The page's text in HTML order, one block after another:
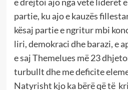
partie, ku ajo e kauzës
kësaj partie e ngritur mbi
liri, demokraci dhe barazi, e
e saj Themelues më 23
turbullt dhe me deficite
Natyrisht kjo ka bërë që të